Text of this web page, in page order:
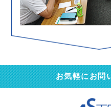
お気軽にお問